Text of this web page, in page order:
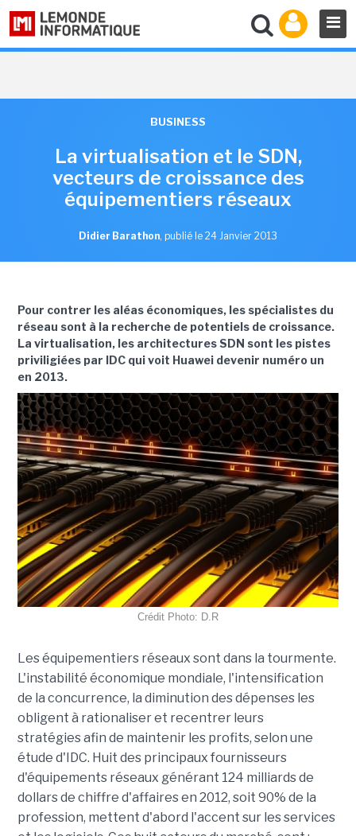
BUSINESS
La virtualisation et le SDN,
vecteurs de croissance des
équipementiers réseaux
Didier Barathon, publié le 24 Janvier 2013
Pour contrer les aléas économiques, les spécialistes du
réseau sont à la recherche de potentiels de croissance.
La virtualisation, les architectures SDN sont les pistes
priviligiées par IDC qui voit Huawei devenir numéro un
en 2013.
Crédit Photo: D.R
Les équipementiers réseaux sont dans la tourmente.
L'instabilité économique mondiale, l'intensification
de la concurrence, la diminution des dépenses les
obligent à rationaliser et recentrer leurs
stratégies afin de maintenir les profits, selon une
étude d'IDC. Huit des principaux fournisseurs
d'équipements réseaux générant 124 milliards de
dollars de chiffre d'affaires en 2012, soit 90% de la
profession, mettent d'abord l'accent sur les services